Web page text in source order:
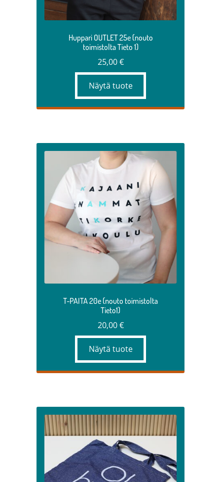
Huppari OUTLET 25e (nouto
toimistolta Tieto 1)
25,00€
Näytä tuote
T-PAITA 20e (nouto toimistolta
Tieto1)
20,00€
Näytä tuote